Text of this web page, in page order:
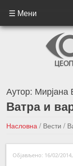
☰ Мени
Аутор: Мирјана
Ватра и
Насловна / Вести/
Објављено: 16/02/